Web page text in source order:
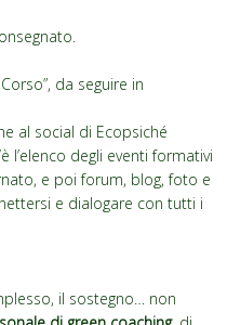
da seguire in
al social di Ecopsiché
l’elenco degli eventi formativi
e poi forum, blog, foto e
e dialogare con tutti i
il sostegno… non